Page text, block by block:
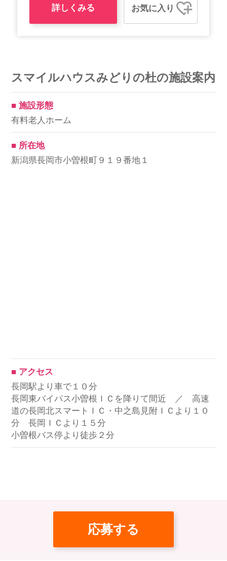
詳しくみる お気に入り
スマイルハウスみどりの杜の施設案内
■ 施設形態
有料老人ホーム
■ 所在地
新潟県長岡市小曽根町９１９番地１
■ アクセス
長岡駅より車で１０分
長岡東バイパス小曽根ＩＣを降りて間近 ／ 高速
道の長岡北スマートＩＣ・中之島見附ＩＣより１０
分 長岡ＩＣより１５分
小曽根バス停より徒歩２分
応募する